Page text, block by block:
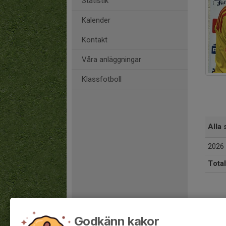
Kalender
Kontakt
Våra anläggningar
Klassfotboll
Alla
2026
Godkänn kakor